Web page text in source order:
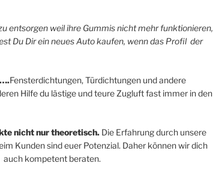
entsorgen weil ihre Gummis nicht mehr funktionieren,
Du Dir ein neues Auto kaufen, wenn das Profil der
Fensterdichtungen, Türdichtungen und andere
Hilfe du lästige und teure Zugluft fast immer in den
nicht nur theoretisch.Die Erfahrung durch unsere
Kunden sind euer Potenzial. Daher können wir dich
kompetent beraten.